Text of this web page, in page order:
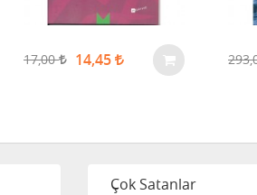
17,00 14,45
Çok Satanlar